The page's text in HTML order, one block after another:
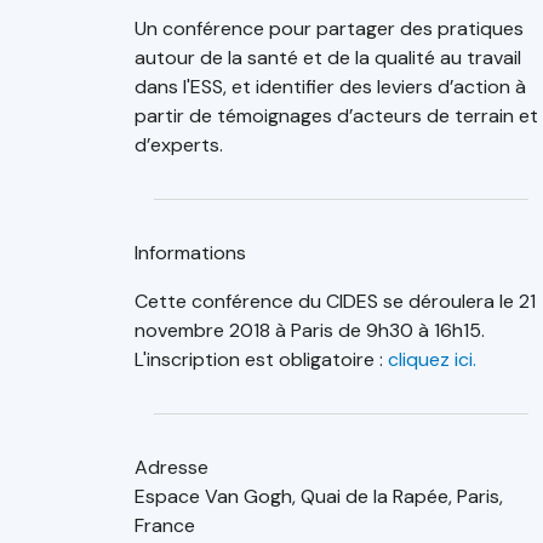
Un conférence pour partager des pratiques
autour de la santé et de la qualité au travail
dans l'ESS, et identifier des leviers d’action à
partir de témoignages d’acteurs de terrain et
d’experts.
Informations
Cette conférence du CIDES se déroulera le 21
novembre 2018 à Paris de 9h30 à 16h15.
L'inscription est obligatoire : cliquez ici.
Adresse
Espace Van Gogh, Quai de la Rapée, Paris,
France